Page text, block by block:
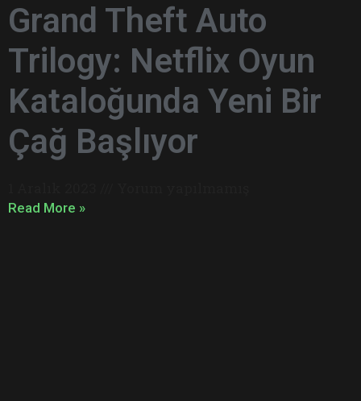
Grand Theft Auto
Trilogy: Netflix Oyun
Kataloğunda Yeni Bir
Çağ Başlıyor
Read More »